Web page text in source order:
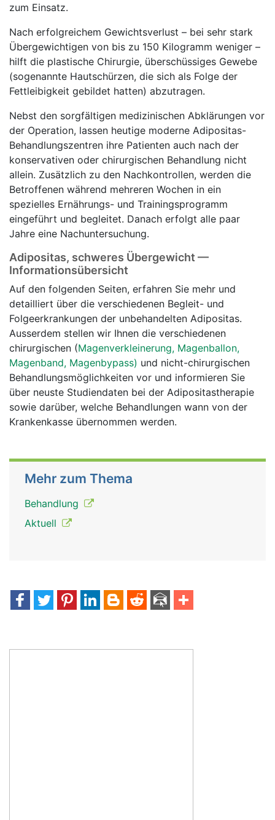
zum Einsatz.
Nach erfolgreichem Gewichtsverlust – bei sehr stark
Übergewichtigen von bis zu 150 Kilogramm weniger –
hilft die plastische Chirurgie, überschüssiges Gewebe
(sogenannte Hautschürzen, die sich als Folge der
Fettleibigkeit gebildet hatten) abzutragen.
Nebst den sorgfältigen medizinischen Abklärungen vor
der Operation, lassen heutige moderne Adipositas-
Behandlungszentren ihre Patienten auch nach der
konservativen oder chirurgischen Behandlung nicht
allein. Zusätzlich zu den Nachkontrollen, werden die
Betroffenen während mehreren Wochen in ein
spezielles Ernährungs- und Trainingsprogramm
eingeführt und begleitet. Danach erfolgt alle paar
Jahre eine Nachuntersuchung.
Adipositas, schweres Übergewicht —
Informationsübersicht
Auf den folgenden Seiten, erfahren Sie mehr und
detailliert über die verschiedenen Begleit- und
Folgeerkrankungen der unbehandelten Adipositas.
Ausserdem stellen wir Ihnen die verschiedenen
chirurgischen (Magenverkleinerung, Magenballon,
Magenband, Magenbypass) und nicht-chirurgischen
Behandlungsmöglichkeiten vor und informieren Sie
über neuste Studiendaten bei der Adipositastherapie
sowie darüber, welche Behandlungen wann von der
Krankenkasse übernommen werden.
Mehr zum Thema
Behandlung
Aktuell